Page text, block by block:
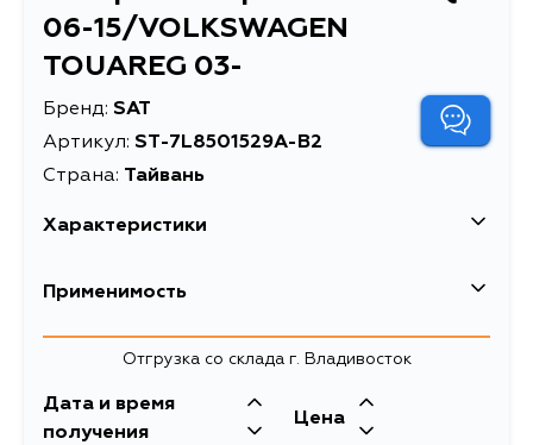
06-15/VOLKSWAGEN
TOUAREG 03-
Бренд: SAT
Артикул: ST-7L8501529A-B2
Страна: Тайвань
Характеристики
Сайлентблок заднего поперечного
15/VOLKSWAGEN TOUAREG 03-
Применимость
Отгрузка со склада г. Владивосток
Дата и время
получения
Цена